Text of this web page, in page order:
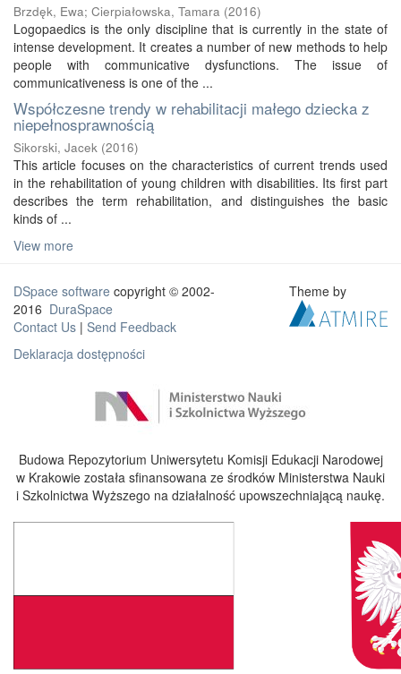
Brzdęk, Ewa; Cierpiałowska, Tamara (2016)
Logopaedics is the only discipline that is currently in the state of
intense development. It creates a number of new methods to help
people with communicative dysfunctions. The issue of
communicativeness is one of the ...
Współczesne trendy w rehabilitacji małego dziecka z
niepełnosprawnością
Sikorski, Jacek (2016)
This article focuses on the characteristics of current trends used
in the rehabilitation of young children with disabilities. Its first part
describes the term rehabilitation, and distinguishes the basic
kinds of ...
View more
DSpace software copyright © 2002-
2016 DuraSpace
Contact Us | Send Feedback
Deklaracja dostępności
Theme by
Budowa Repozytorium Uniwersytetu Komisji Edukacji Narodowej
w Krakowie została sfinansowana ze środków Ministerstwa Nauki
i Szkolnictwa Wyższego na działalność upowszechniającą naukę.